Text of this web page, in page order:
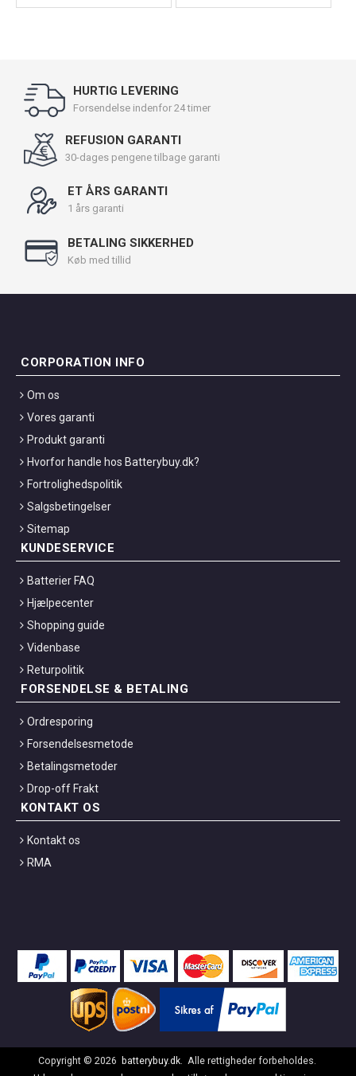
HURTIG LEVERING
Forsendelse indenfor 24 timer
REFUSION GARANTI
30-dages pengene tilbage garanti
ET ÅRS GARANTI
1 års garanti
BETALING SIKKERHED
Køb med tillid
CORPORATION INFO
Om os
Vores garanti
Produkt garanti
Hvorfor handle hos Batterybuy.dk?
Fortrolighedspolitik
Salgsbetingelser
Sitemap
KUNDESERVICE
Batterier FAQ
Hjælpecenter
Shopping guide
Videnbase
Returpolitik
FORSENDELSE & BETALING
Ordresporing
Forsendelsesmetode
Betalingsmetoder
Drop-off Frakt
KONTAKT OS
Kontakt os
RMA
Copyright © 2026 batterybuy.dk. Alle rettigheder forbeholdes.